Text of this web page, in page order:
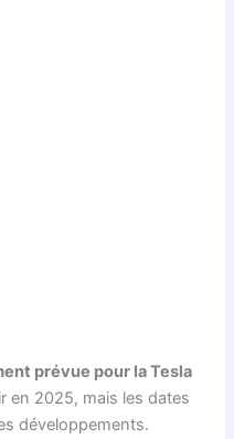
prévue pour la Tesla
en 2025, mais les dates
développements.